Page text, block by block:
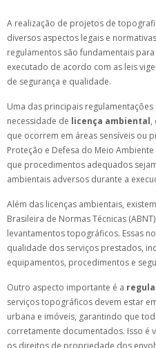
A realização de projetos de
diversos aspectos legais e
regulamentos são fundamentais
executado de acordo com as leis
de segurança e qualidade.
Uma das principais
necessidade de licença ambiental,
que ocorrem em áreas sensíveis ou
Proteção e Defesa do Meio
que procedimentos adequados
ambientais adversos durante a
Além das licenças ambientais, existem
Brasileira de Normas Técnicas
levantamentos topográficos. Essas
qualidade dos serviços prestados,
equipamentos, procedimentos e
Outro aspecto importante é a
serviços topográficos devem estar
urbana e imóveis, garantindo que
corretamente documentados. Isso é